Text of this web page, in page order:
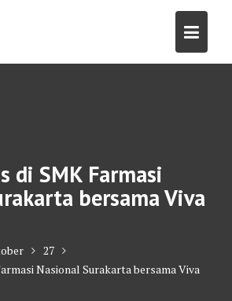
di SMK Farmasi
bersama Viva
27
Nasional Surakarta bersama Viva